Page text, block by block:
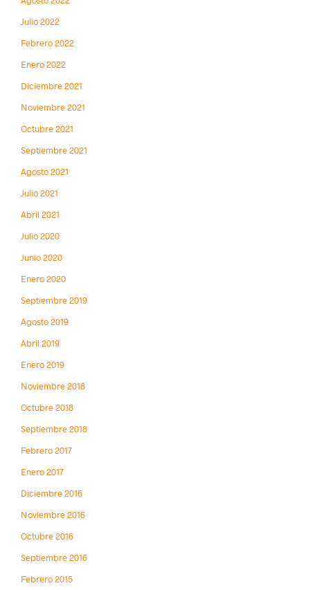
Julio 2022
Febrero 2022
Enero 2022
Diciembre 2021
Noviembre 2021
Octubre 2021
Septiembre 2021
Agosto 2021
Julio 2021
Abril 2021
Julio 2020
Junio 2020
Enero 2020
Septiembre 2019
Agosto 2019
Abril 2019
Enero 2019
Noviembre 2018
Octubre 2018
Septiembre 2018
Febrero 2017
Enero 2017
Diciembre 2016
Noviembre 2016
Octubre 2016
Septiembre 2016
Febrero 2015